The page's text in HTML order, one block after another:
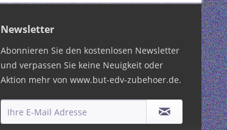
Newsletter
Abonnieren Sie den kostenlosen Newsletter
und verpassen Sie keine Neuigkeit oder
Aktion mehr von www.but-edv-zubehoer.de.